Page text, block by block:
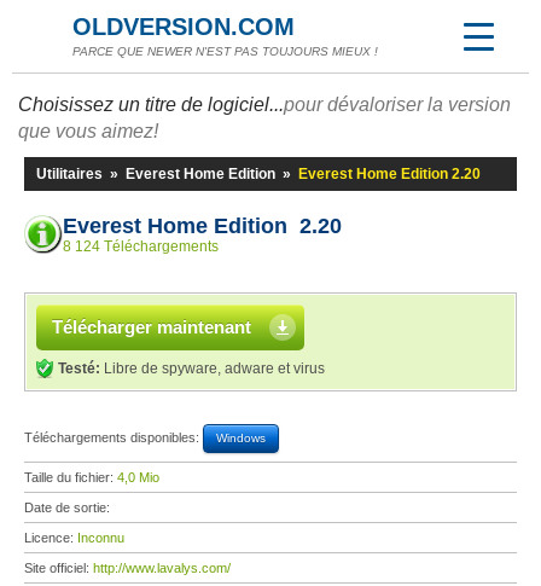
OLDVERSION.COM
PARCE QUE NEWER N'EST PAS TOUJOURS MIEUX !
Choisissez un titre de logiciel...pour dévaloriser la version
que vous aimez!
Utilitaires » Everest Home Edition » Everest Home Edition 2.20
Everest Home Edition 2.20
8 124 Téléchargements
Télécharger maintenant
Testé: Libre de spyware, adware et virus
Téléchargements disponibles: Windows
Taille du fichier: 4,0 Mio
Date de sortie:
Licence: Inconnu
Site officiel: http://www.lavalys.com/